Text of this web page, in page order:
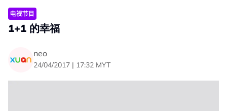
电视节目
1+1 的幸福
neo
24/04/2017 | 17:32 MYT